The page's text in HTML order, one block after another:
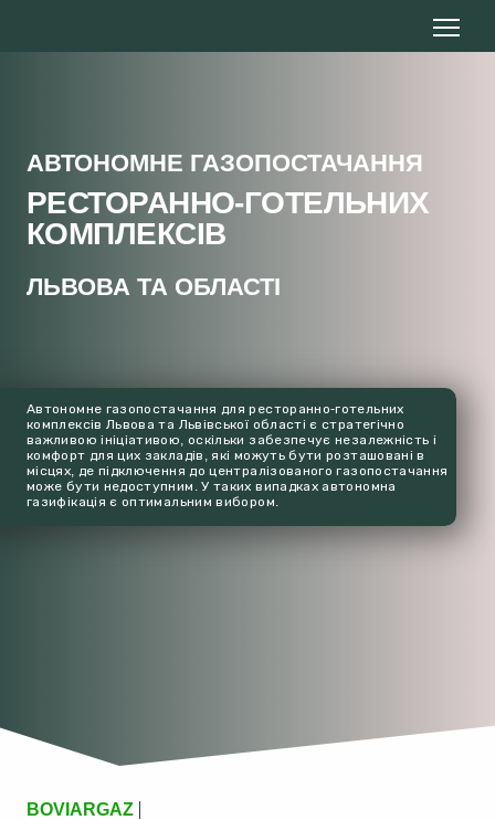
АВТОНОМНЕ ГАЗОПОСТАЧАННЯ
ЛЬВОВА ТА ОБЛАСТІ
Автономне газопостачання для ресторанно-готельних
комплексів Львова та Львівської області є стратегічно
важливою ініціативою, оскільки забезпечує незалежність і
комфорт для цих закладів, які можуть бути розташовані в
місцях, де підключення до централізованого газопостачання
може бути недоступним. У таких випадках автономна
газифікація є оптимальним вибором.
РЕСТОРАННО-ГОТЕЛЬНИХ
КОМПЛЕКСІВ
BOVIARGAZ